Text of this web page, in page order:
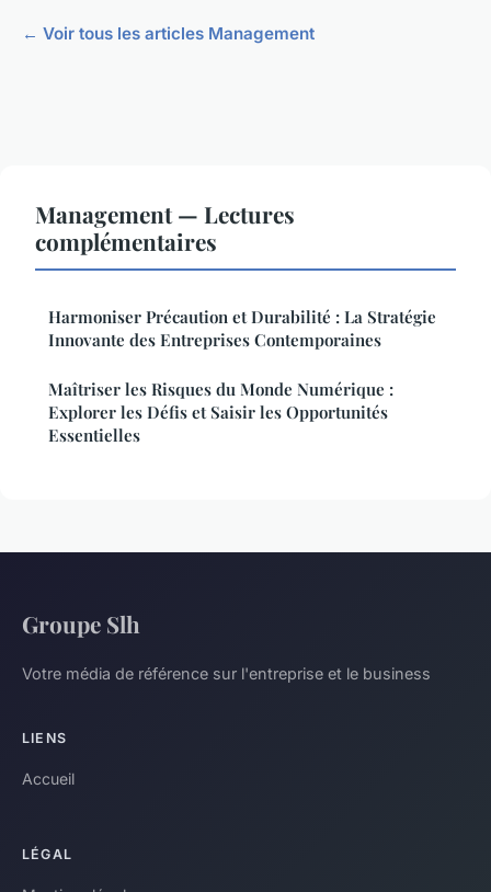
← Voir tous les articles Management
Management — Lectures
complémentaires
Harmoniser Précaution et Durabilité : La Stratégie
Innovante des Entreprises Contemporaines
Maîtriser les Risques du Monde Numérique :
Explorer les Défis et Saisir les Opportunités
Essentielles
Groupe Slh
Votre média de référence sur l'entreprise et le business
LIENS
Accueil
LÉGAL